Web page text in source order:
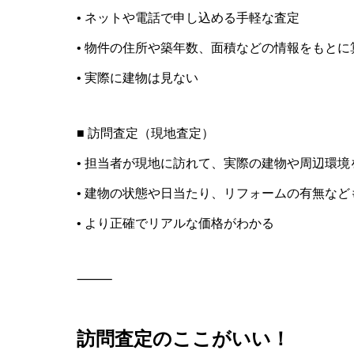
• ネットや電話で申し込める手軽な査定
• 物件の住所や築年数、面積などの情報をもとに
• 実際に建物は見ない
■ 訪問査定（現地査定）
• 担当者が現地に訪れて、実際の建物や周辺環境
• 建物の状態や日当たり、リフォームの有無など
• より正確でリアルな価格がわかる
⸻
訪問査定のここがいい！